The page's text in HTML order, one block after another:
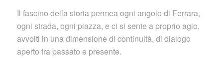
Il fascino della storia permea ogni angolo di Ferrara,
ogni strada, ogni piazza, e ci si sente a proprio agio,
avvolti in una dimensione di continuità, di dialogo
aperto tra passato e presente.